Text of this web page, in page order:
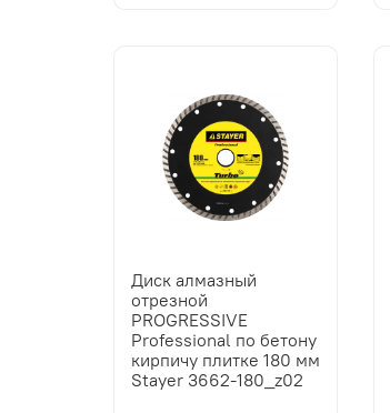
Диск алмазный
отрезной
PROGRESSIVE
Professional по бетону
кирпичу плитке 180 мм
Stayer 3662-180_z02